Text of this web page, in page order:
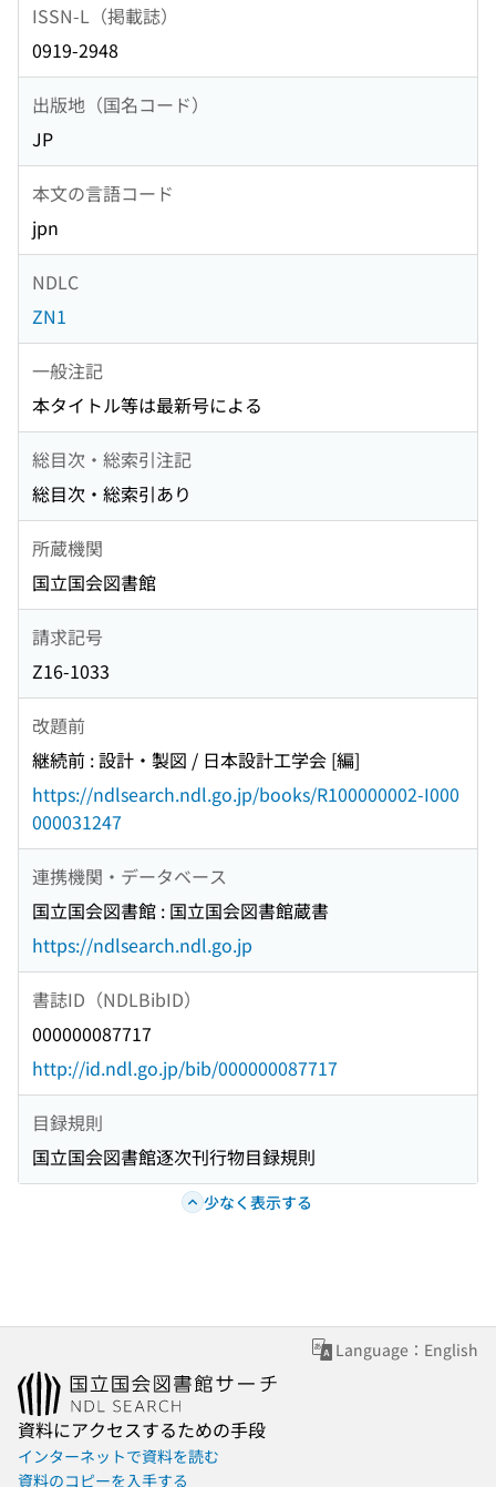
ISSN-L（掲載誌）
0919-2948
出版地（国名コード）
JP
本文の言語コード
jpn
NDLC
ZN1
一般注記
本タイトル等は最新号による
総目次・総索引注記
総目次・総索引あり
所蔵機関
国立国会図書館
請求記号
Z16-1033
改題前
継続前 : 設計・製図 / 日本設計工学会 [編]
https://ndlsearch.ndl.go.jp/books/R100000002-I000
000031247
連携機関・データベース
国立国会図書館 : 国立国会図書館蔵書
https://ndlsearch.ndl.go.jp
書誌ID（NDLBibID）
000000087717
http://id.ndl.go.jp/bib/000000087717
目録規則
国立国会図書館逐次刊行物目録規則
少なく表示する
Language：English
資料にアクセスするための手段
インターネットで資料を読む
資料のコピーを入手する